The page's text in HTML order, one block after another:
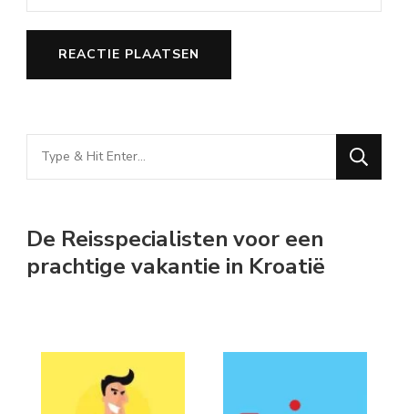
Looking
for
De Reisspecialisten voor een
prachtige vakantie in Kroatië